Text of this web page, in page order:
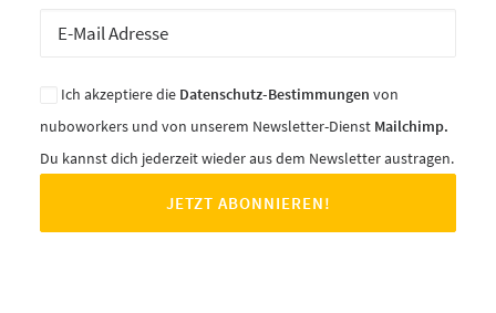
Ich akzeptiere die Datenschutz-Bestimmungen von
nuboworkers und von unserem Newsletter-Dienst Mailchimp.
Du kannst dich jederzeit wieder aus dem Newsletter austragen.